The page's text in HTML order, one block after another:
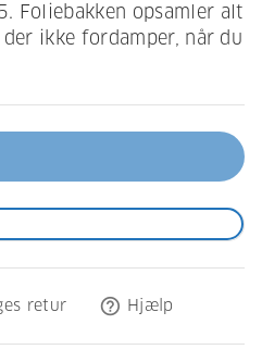
Foliebakken opsamler alt
ikke fordamper, når du
retur help_outline Hjælp